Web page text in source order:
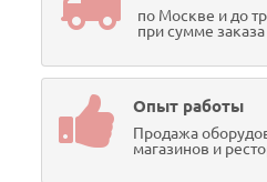
по Москве и до
при сумме
Опыт работы
Продажа
магазинов и